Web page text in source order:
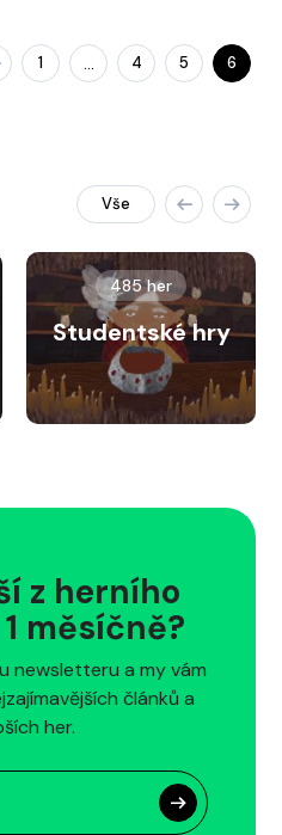
1 … 4 5 6
Vše
485 her
Studentské hry
z herního
měsíčně?
newsletteru a my vám
článků a
her.